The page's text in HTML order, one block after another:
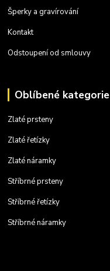
Šperky a gravírování
Kontakt
Odstoupení od smlouvy
Oblíbené kategorie
Zlaté prsteny
Zlaté řetízky
Zlaté náramky
Stříbrné prsteny
Stříbrné řetízky
Stříbrné náramky